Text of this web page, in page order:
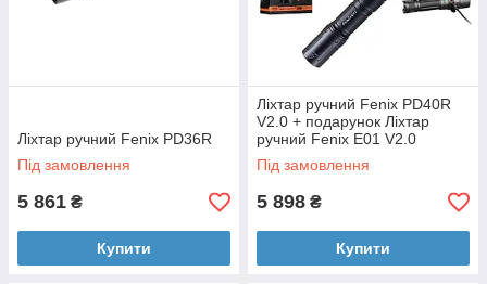
Ліхтар ручний Fenix PD36R
Під замовлення
5 861 ₴
Купити
Ліхтар ручний Fenix PD40R
V2.0 + подарунок Ліхтар
ручний Fenix E01 V2.0
Під замовлення
5 898 ₴
Купити